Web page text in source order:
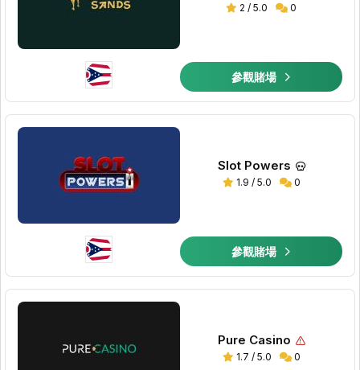
2 / 5.0 0
參觀賭場
Slot Powers
1.9 / 5.0 0
參觀賭場
Pure Casino
1.7 / 5.0 0